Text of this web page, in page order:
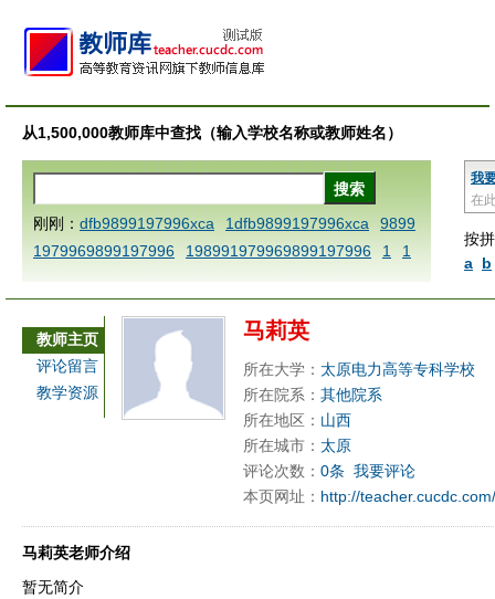
从1,500,000教师库中查找（输入学校名称或教师姓名）
我
在
按
a b
刚刚： dfb9899197996xca 1dfb9899197996xca
9899
1979969899197996
198991979969899197996 1
1
AAABBBCCCdefine blablaenddefine dfbxyzendtemplat
a
1dfbmath key98991 methodmultiply operand97996x
ca
1dfbsetx9899197996xxca 1dfbthisxca
1dfbxca12
3
1dfbzzzzzzzzbbbccccdddeeexcareplacezo
1printdf
b 9899197996 xca
AAABBBCCCdefine blablaenddefin
e dfbxyzendtemplate dfbCCCBBBAAA
dfb
dfb989919
dfbmath key98991 methodmulti
dfbsetx9899197996xxca
教师主页
评论留言
教学资源
马莉英
所在大学： 太原电力高等专科学校
所在院系： 其他院系
所在地区： 山西
所在城市： 太原
评论次数： 0条 我要评论
本页网址： http://
马莉英老师介绍
暂无简介